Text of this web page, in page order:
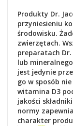
Produkty Dr.
przyniesieniu
środowisku.
zwierzętach.
preparatach Dr.
lub
jest jedynie
go w sposób
witamina D3
jakości
normy
charakter